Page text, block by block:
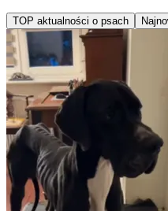
TOP aktualności o psach